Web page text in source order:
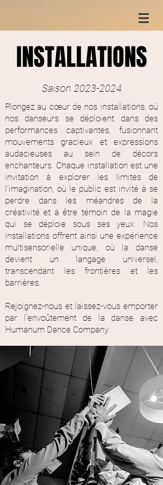
INSTALLATIONS
Saison 2023-2024
Plongez au cœur de nos installations, où
nos danseurs se déploient dans des
performances captivantes, fusionnant
mouvements gracieux et expressions
audacieuses au sein de décors
enchanteurs. Chaque installation est une
invitation à explorer les limites de
l'imagination, où le public est invité à se
perdre dans les méandres de la
créativité et à être témoin de la magie
qui se déploie sous ses yeux. Nos
installations offrent ainsi une expérience
multisensorielle unique, où la danse
devient un langage universel,
transcendant les frontières et les
barrières.
Rejoignez-nous et laissez-vous emporter
par l'envoûtement de la danse avec
Humanum Dance Company.